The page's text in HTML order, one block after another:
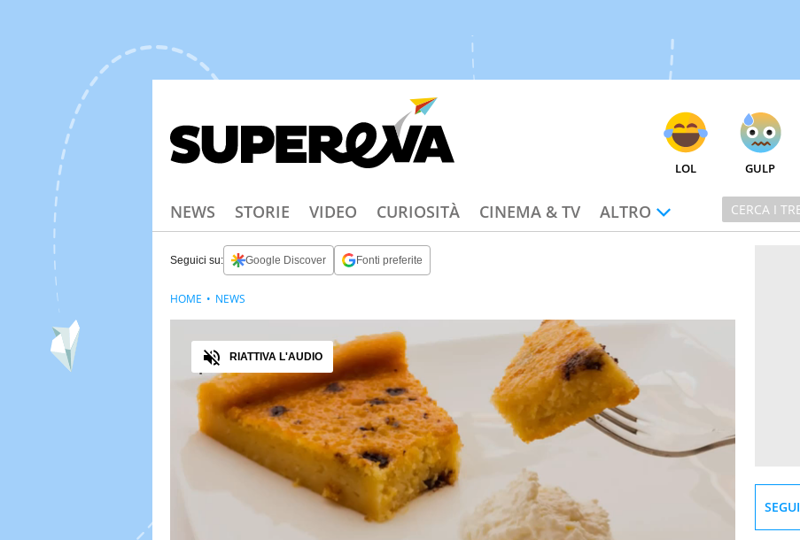
LOL GULP
NEWS STORIE VIDEO CURIOSITÀ CINEMA & TV ALTRO
Seguici su: Google Discover Fonti preferite
Audio
RIATTIVA L'AUDIO
HOME NEWS